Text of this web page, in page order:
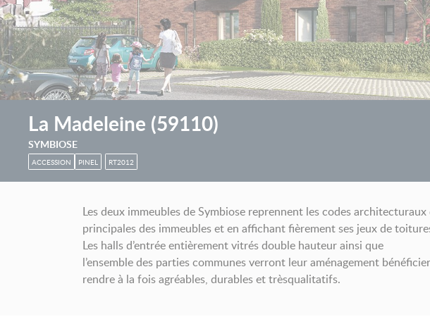
La Madeleine (59110)
SYMBIOSE
ACCESSION PINEL RT2012
Les deux immeubles de Symbiose reprennent les codes
principales des immeubles et en affichant fièrement ses jeux de
Les halls d’entrée entièrement vitrés double hauteur ainsi que
l’ensemble des parties communes verront leur aménagement
rendre à la fois agréables, durables et trèsqualitatifs.